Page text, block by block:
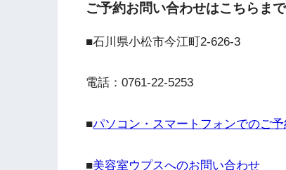
ご予約お問い合わせはこちらまで
■石川県小松市今江町2-626-3
電話：0761-22-5253
■パソコン・スマートフォンでのご予
■美容室ウプスへのお問い合わせ